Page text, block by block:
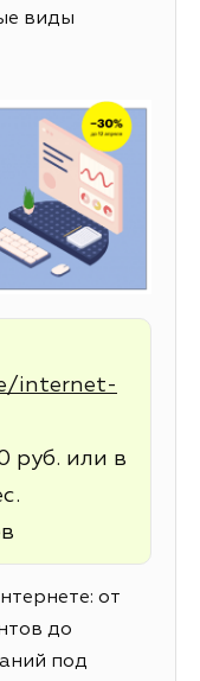
виды
internet-
руб. или в
от
до
под